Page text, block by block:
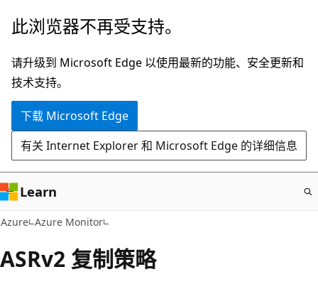
跳
主
要
内
此浏览器不再受支持。
请升级到 Microsoft Edge 以使用最新的功能、安全更新和
技术支持。
下载 Microsoft Edge
有关 Internet Explorer 和 Microsoft Edge 的详细信息
Learn
Azure Azure Monitor
ASRv2 复制策略